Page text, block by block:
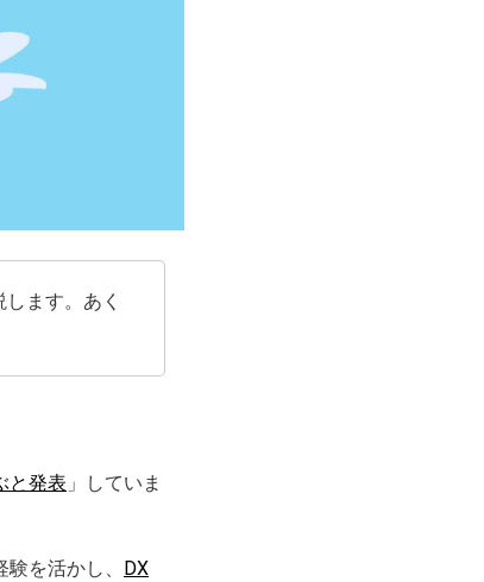
ます。あく
と発表 」していま
を活かし、
DX